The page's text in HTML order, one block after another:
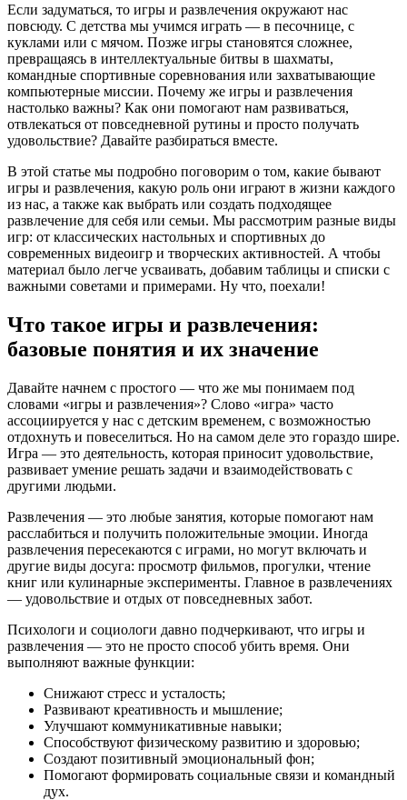
Если задуматься, то игры и развлечения окружают нас
повсюду. С детства мы учимся играть — в песочнице, с
куклами или с мячом. Позже игры становятся сложнее,
превращаясь в интеллектуальные битвы в шахматы,
командные спортивные соревнования или захватывающие
компьютерные миссии. Почему же игры и развлечения
настолько важны? Как они помогают нам развиваться,
отвлекаться от повседневной рутины и просто получать
удовольствие? Давайте разбираться вместе.
В этой статье мы подробно поговорим о том, какие бывают
игры и развлечения, какую роль они играют в жизни каждого
из нас, а также как выбрать или создать подходящее
развлечение для себя или семьи. Мы рассмотрим разные виды
игр: от классических настольных и спортивных до
современных видеоигр и творческих активностей. А чтобы
материал было легче усваивать, добавим таблицы и списки с
важными советами и примерами. Ну что, поехали!
Что такое игры и развлечения:
базовые понятия и их значение
Давайте начнем с простого — что же мы понимаем под
словами «игры и развлечения»? Слово «игра» часто
ассоциируется у нас с детским временем, с возможностью
отдохнуть и повеселиться. Но на самом деле это гораздо шире.
Игра — это деятельность, которая приносит удовольствие,
развивает умение решать задачи и взаимодействовать с
другими людьми.
Развлечения — это любые занятия, которые помогают нам
расслабиться и получить положительные эмоции. Иногда
развлечения пересекаются с играми, но могут включать и
другие виды досуга: просмотр фильмов, прогулки, чтение
книг или кулинарные эксперименты. Главное в развлечениях
— удовольствие и отдых от повседневных забот.
Психологи и социологи давно подчеркивают, что игры и
развлечения — это не просто способ убить время. Они
выполняют важные функции:
Снижают стресс и усталость;
Развивают креативность и мышление;
Улучшают коммуникативные навыки;
Способствуют физическому развитию и здоровью;
Создают позитивный эмоциональный фон;
Помогают формировать социальные связи и командный
дух.